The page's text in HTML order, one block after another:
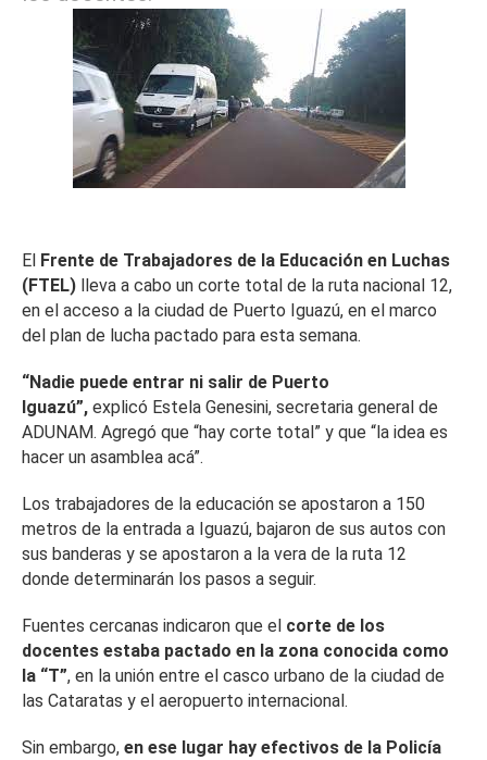
El Frente de Trabajadores de la Educación en Luchas
(FTEL) lleva a cabo un corte total de la ruta nacional 12,
en el acceso a la ciudad de Puerto Iguazú, en el marco
del plan de lucha pactado para esta semana.
“Nadie puede entrar ni salir de Puerto
Iguazú”, explicó Estela Genesini, secretaria general de
ADUNAM. Agregó que “hay corte total” y que “la idea es
hacer un asamblea acá”.
Los trabajadores de la educación se apostaron a 150
metros de la entrada a Iguazú, bajaron de sus autos con
sus banderas y se apostaron a la vera de la ruta 12
donde determinarán los pasos a seguir.
Fuentes cercanas indicaron que el corte de los
docentes estaba pactado en la zona conocida como
la “T”, en la unión entre el casco urbano de la ciudad de
las Cataratas y el aeropuerto internacional.
Sin embargo, en ese lugar hay efectivos de la Policía